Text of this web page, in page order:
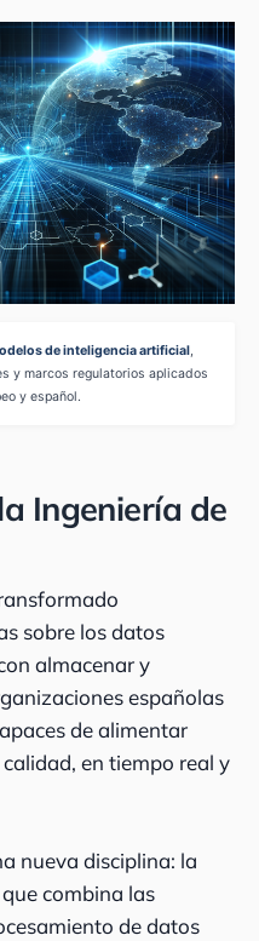
de inteligencia artificial,
y marcos regulatorios aplicados
y español.
Ingeniería de
sobre los datos
almacenar y
españolas
de alimentar
en tiempo real y
nueva disciplina: la
combina las
de datos